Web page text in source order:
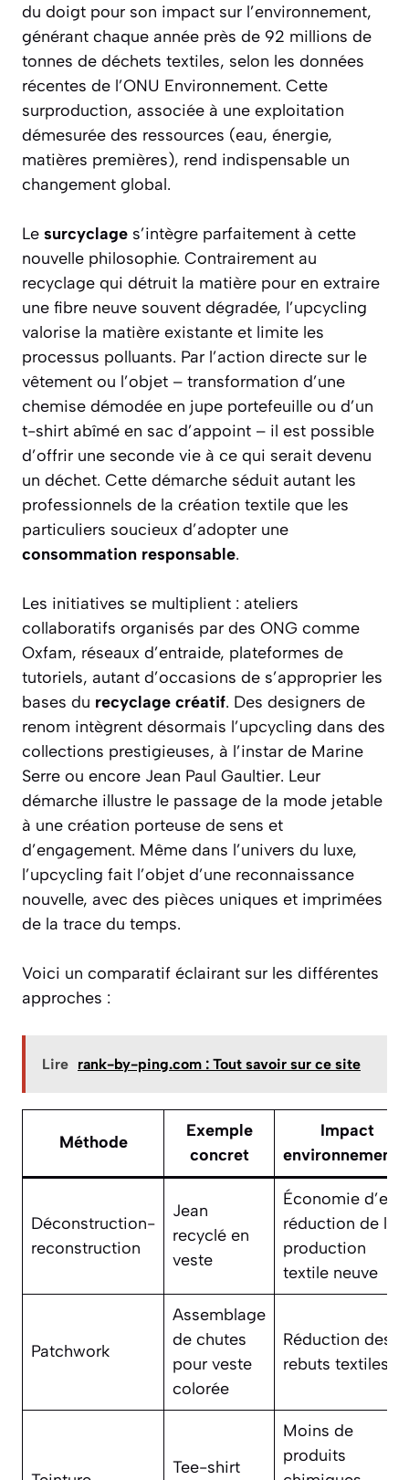
du doigt pour son impact sur l’environnement,
générant chaque année près de 92 millions de
tonnes de déchets textiles, selon les données
récentes de l’ONU Environnement. Cette
surproduction, associée à une exploitation
démesurée des ressources (eau, énergie,
matières premières), rend indispensable un
changement global.
Le surcyclage s’intègre parfaitement à cette
nouvelle philosophie. Contrairement au
recyclage qui détruit la matière pour en extraire
une fibre neuve souvent dégradée, l’upcycling
valorise la matière existante et limite les
processus polluants. Par l’action directe sur le
vêtement ou l’objet – transformation d’une
chemise démodée en jupe portefeuille ou d’un
t-shirt abîmé en sac d’appoint – il est possible
d’offrir une seconde vie à ce qui serait devenu
un déchet. Cette démarche séduit autant les
professionnels de la création textile que les
particuliers soucieux d’adopter une
consommation responsable.
Les initiatives se multiplient : ateliers
collaboratifs organisés par des ONG comme
Oxfam, réseaux d’entraide, plateformes de
tutoriels, autant d’occasions de s’approprier les
bases du recyclage créatif. Des designers de
renom intègrent désormais l’upcycling dans des
collections prestigieuses, à l’instar de Marine
Serre ou encore Jean Paul Gaultier. Leur
démarche illustre le passage de la mode jetable
à une création porteuse de sens et
d’engagement. Même dans l’univers du luxe,
l’upcycling fait l’objet d’une reconnaissance
nouvelle, avec des pièces uniques et imprimées
de la trace du temps.
Voici un comparatif éclairant sur les différentes
approches :
Lire rank-by-ping.com : Tout savoir sur ce site
Méthode
Exemple
concret
Impact
Déconstruction-
reconstruction
Jean
recyclé en
veste
Économie
réduction de la
production
textile neuve
Patchwork
Assemblage
de chutes
pour veste
colorée
Réduction des
rebuts textiles
Tee-shirt
Moins de
produits